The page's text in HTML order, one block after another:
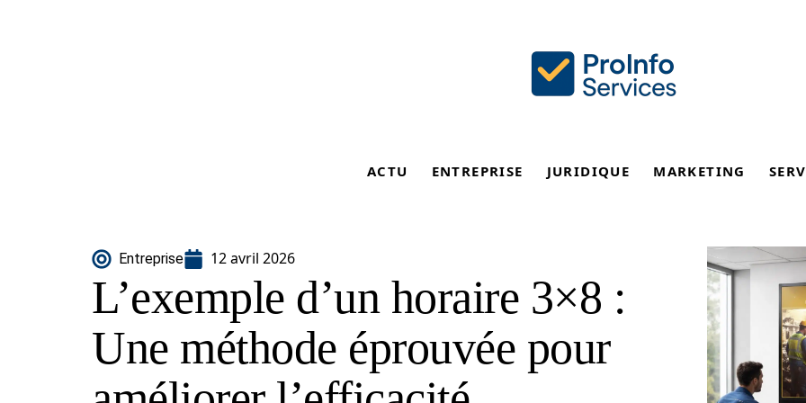
ACTU ENTREPRISE JURIDIQUE MARKETING
Entreprise 12 avril 2026
L’exemple d’un horaire 3×8 :
Une méthode éprouvée pour